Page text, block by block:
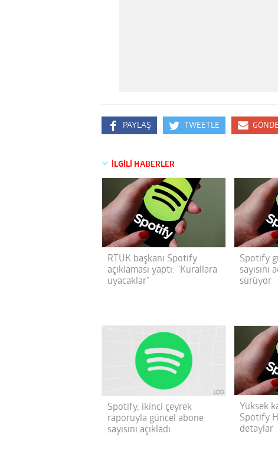
PAYLAŞ TWEETLE
İLGİLİ HABERLER
RTÜK başkanı Spotify
açıklaması yaptı: “Kurallara
uyacaklar”
Spotify
sayısını
sürüyor
Spotify, ikinci çeyrek
raporuyla güncel abone
sayısını açıkladı
Yüksek
Spotify
detaylar